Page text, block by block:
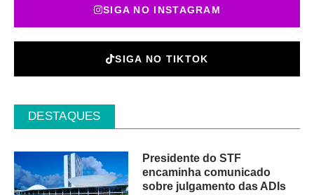
SIGA NO INSTAGRAM
SIGA NO TIKTOK
DESTAQUES
Presidente do STF
encaminha comunicado
sobre julgamento das ADIs